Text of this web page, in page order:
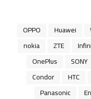
Huawei
OPPO
ZTE
nokia
SONY
OnePlus
HTC
Condor
Panasonic